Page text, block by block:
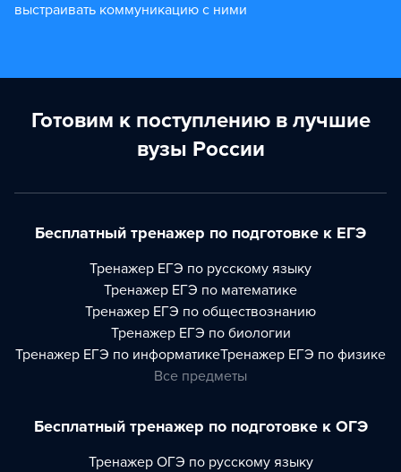
выстраивать коммуникацию с ними
Готовим к поступлению в лучшие
вузы России
Бесплатный тренажер по подготовке к ЕГЭ
Тренажер ЕГЭ по русскому языку
Тренажер ЕГЭ по математике
Тренажер ЕГЭ по обществознанию
Тренажер ЕГЭ по биологии
Тренажер ЕГЭ по информатикеТренажер ЕГЭ по физике
Все предметы
Бесплатный тренажер по подготовке к ОГЭ
Тренажер ОГЭ по русскому языку